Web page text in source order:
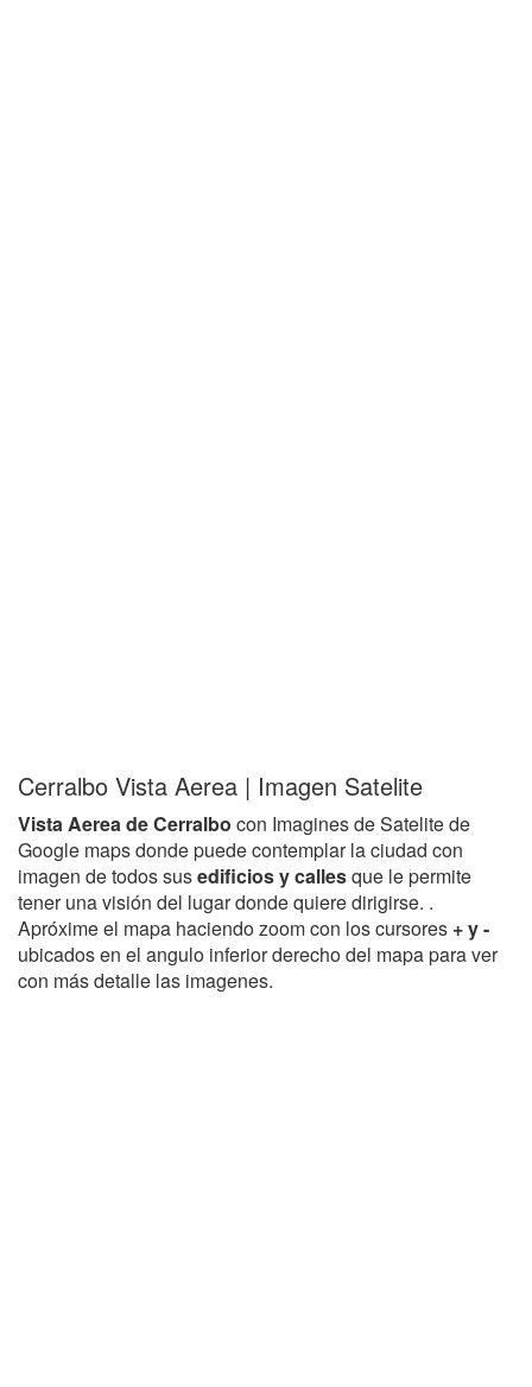
Cerralbo Vista Aerea | Imagen Satelite
Vista Aerea de Cerralbo con Imagines de Satelite de
Google maps donde puede contemplar la ciudad con
imagen de todos susedificios y callesque le permite
tener una visión del lugar donde quiere dirigirse. .
Apróxime el mapa haciendo zoom con los cursores + y -
ubicados en el angulo inferior derecho del mapa para ver
con más detalle las imagenes.